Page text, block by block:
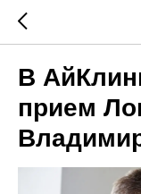
В
прием